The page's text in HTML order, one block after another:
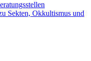
Sekten, Okkultismus und